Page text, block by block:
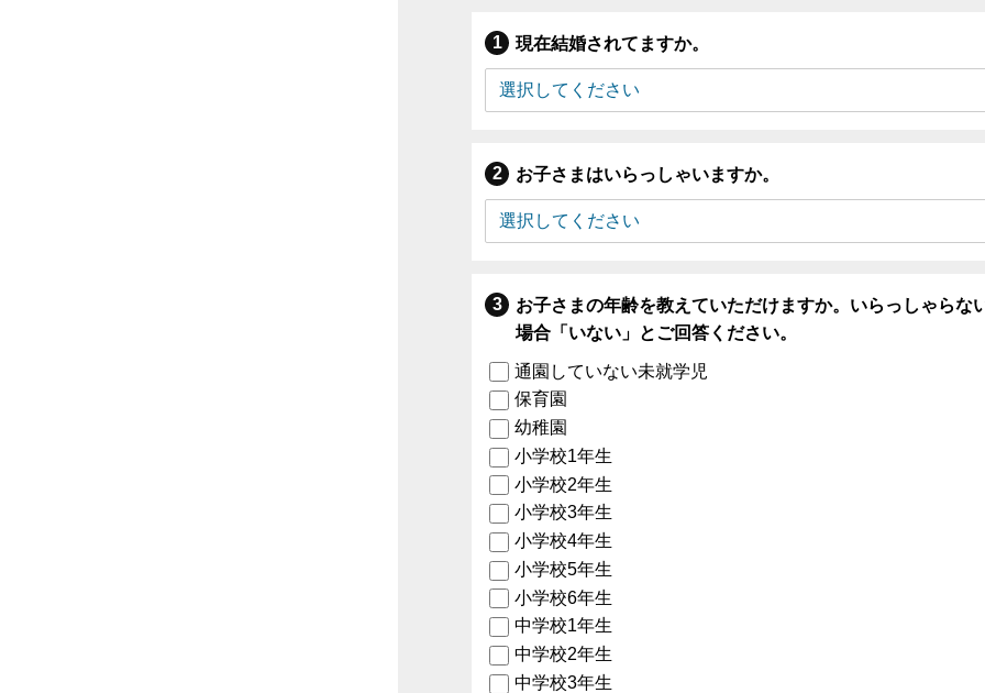
現在結婚されてますか。
お子さまはいらっしゃいますか。
お子さまの年齢を教えていただけますか。いらっしゃらな
場合「いない」とご回答ください。
通園していない未就学児
保育園
幼稚園
小学校1年生
小学校2年生
小学校3年生
小学校4年生
小学校5年生
小学校6年生
中学校1年生
中学校2年生
中学校3年生